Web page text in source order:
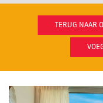
TERUG NAAR